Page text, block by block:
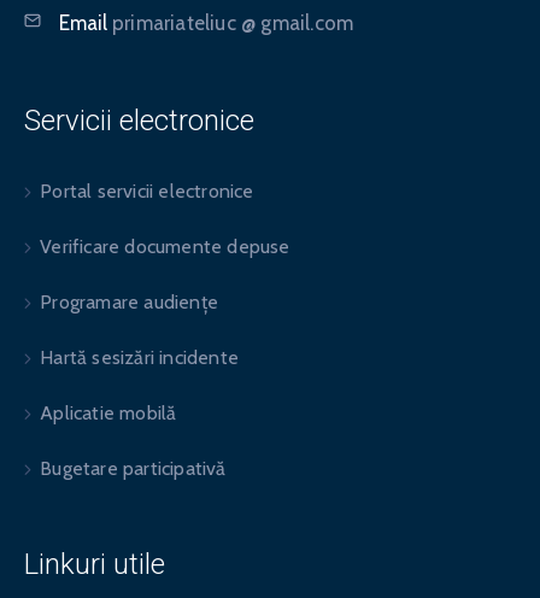
Email primariateliuc @ gmail.com
Servicii electronice
Portal servicii electronice
Verificare documente depuse
Programare audiențe
Hartă sesizări incidente
Aplicatie mobilă
Bugetare participativă
Linkuri utile